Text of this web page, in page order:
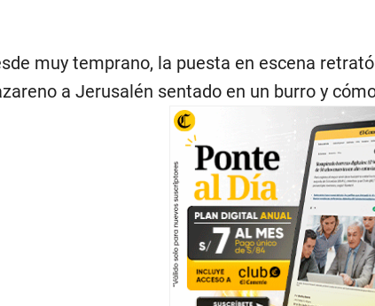
muy temprano, la puesta en escena
a Jerusalén sentado en un burro y